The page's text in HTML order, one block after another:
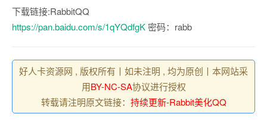
下载链接:RabbitQQ
https://pan.baidu.com/s/1qYQdfgK 密码：rabb
好人卡资源网 , 版权所有丨如未注明 , 均为原创丨本网站采
用BY-NC-SA协议进行授权
转载请注明原文链接： 持续更新-Rabbit美化QQ